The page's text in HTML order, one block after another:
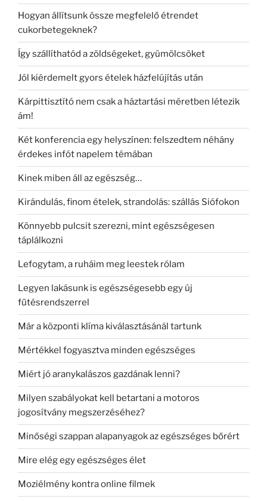
Hogyan állítsunk össze megfelelő étrendet
cukorbetegeknek?
Így szállíthatód a zöldségeket, gyümölcsöket
Jól kiérdemelt gyors ételek házfelújítás után
Kárpittisztító nem csak a háztartási méretben létezik
ám!
Két konferencia egy helyszínen: felszedtem néhány
érdekes infót napelem témában
Kinek miben áll az egészség…
Kirándulás, finom ételek, strandolás: szállás Siófokon
Könnyebb pulcsit szerezni, mint egészségesen
táplálkozni
Lefogytam, a ruháim meg leestek rólam
Legyen lakásunk is egészségesebb egy új
fűtésrendszerrel
Már a központi klíma kiválasztásánál tartunk
Mértékkel fogyasztva minden egészséges
Miért jó aranykalászos gazdának lenni?
Milyen szabályokat kell betartani a motoros
jogosítvány megszerzéséhez?
Minőségi szappan alapanyagok az egészséges bőrért
Mire elég egy egészséges élet
Moziélmény kontra online filmek